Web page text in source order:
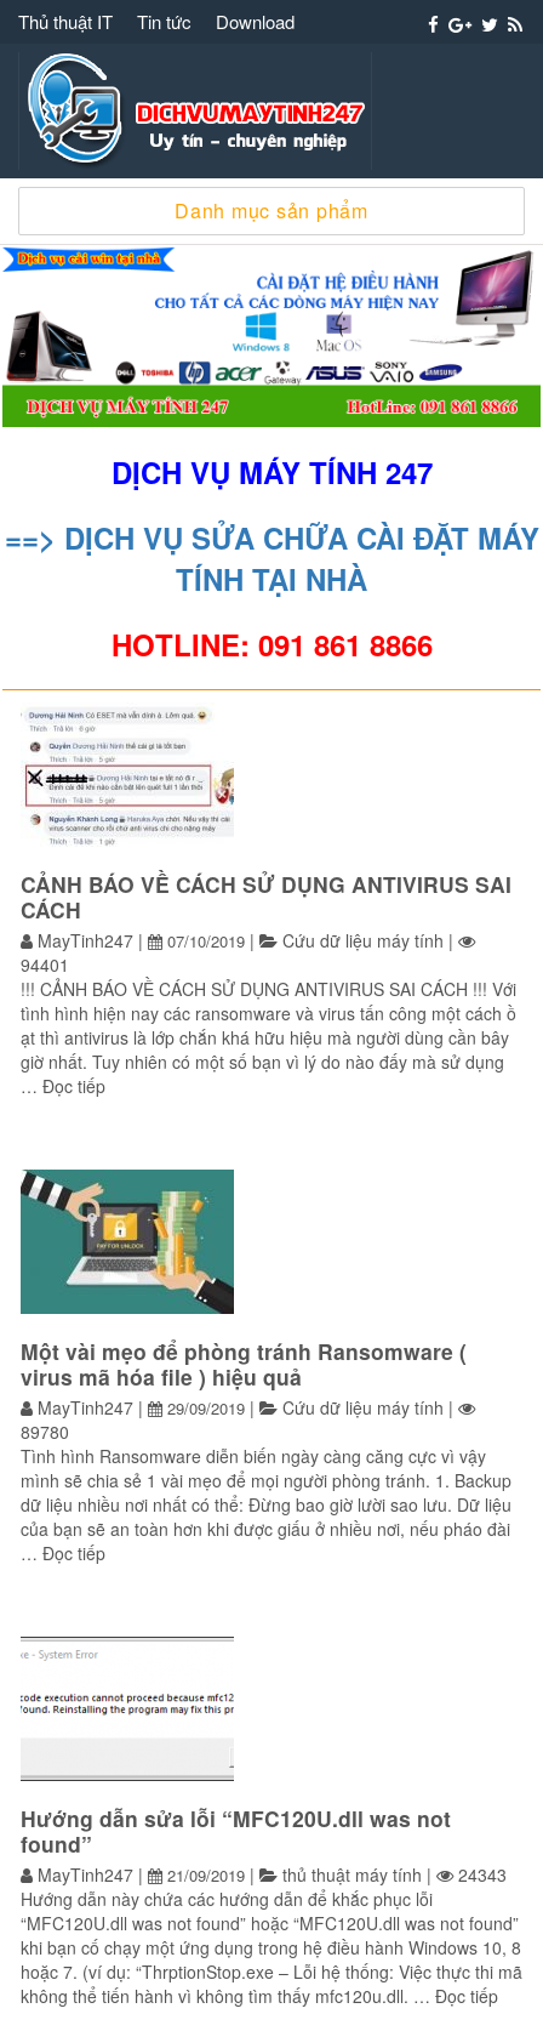
Thủ thuật IT Tin tức Download
Dịch vụ máy tính 247 – 091 861 8866 cài win
Danh mục sản phẩm
DỊCH VỤ MÁY TÍNH 247
==> DỊCH VỤ SỬA CHỮA CÀI ĐẶT MÁY
TÍNH TẠI NHÀ
HOTLINE: 091 861 8866
CẢNH BÁO VỀ CÁCH SỬ DỤNG ANTIVIRUS SAI
CÁCH
MayTinh247 | 07/10/2019 | Cứu dữ liệu máy tính |
94401
!!! CẢNH BÁO VỀ CÁCH SỬ DỤNG ANTIVIRUS SAI CÁCH !!! Với
tình hình hiện nay các ransomware và virus tấn công một cách ồ
ạt thì antivirus là lớp chắn khá hữu hiệu mà người dùng cần bây
giờ nhất. Tuy nhiên có một số bạn vì lý do nào đấy mà sử dụng
… Đọc tiếp“CẢNH BÁO VỀ CÁCH SỬ DỤNG ANTIVIRUS SAI CÁCH”
Một vài mẹo để phòng tránh Ransomware (
virus mã hóa file ) hiệu quả
MayTinh247 | 29/09/2019 | Cứu dữ liệu máy tính |
89780
Tình hình Ransomware diễn biến ngày càng căng cực vì vậy
mình sẽ chia sẻ 1 vài mẹo để mọi người phòng tránh. 1. Backup
dữ liệu nhiều nơi nhất có thể: Đừng bao giờ lười sao lưu. Dữ liệu
của bạn sẽ an toàn hơn khi được giấu ở nhiều nơi, nếu pháo đài
… Đọc tiếp“Một vài mẹo để phòng tránh Ransomware ( virus mã
Hướng dẫn sửa lỗi “MFC120U.dll was not
found”
MayTinh247 | 21/09/2019 | thủ thuật máy tính |
24343
Hướng dẫn này chứa các hướng dẫn để khắc phục lỗi
“MFC120U.dll was not found” hoặc “MFC120U.dll was not found”
khi bạn cố chạy một ứng dụng trong hệ điều hành Windows 10, 8
hoặc 7. (ví dụ: “ThrptionStop.exe – Lỗi hệ thống: Việc thực thi mã
không thể tiến hành vì không tìm thấy mfc120u.dll. … Đọc tiếp